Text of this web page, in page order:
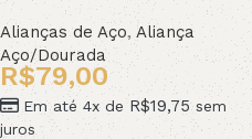
Alianças de Aço, Aliança
Aço/Dourada
R$79,00
Em até 4x de R$19,75sem
juros